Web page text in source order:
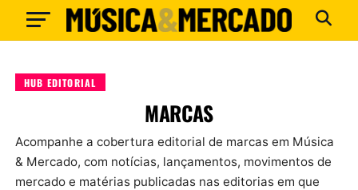
HUB EDITORIAL
MARCAS
Acompanhe a cobertura editorial de marcas em Música
& Mercado, com notícias, lançamentos, movimentos de
mercado e matérias publicadas nas editorias em que